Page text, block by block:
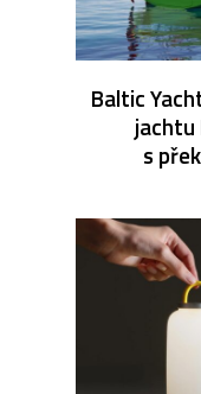
Baltic
jachtu
s